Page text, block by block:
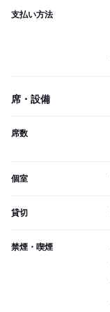
支払い方法
席・設備
席数
個室
貸切
禁煙・喫煙